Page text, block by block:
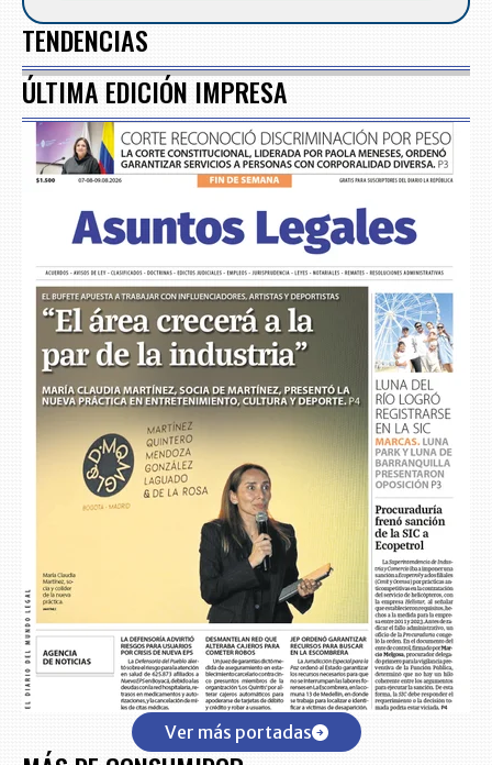
TENDENCIAS
ÚLTIMA EDICIÓN IMPRESA
Ver más portadas